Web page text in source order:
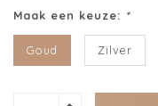
Maak een keuze: *
Goud Zilver